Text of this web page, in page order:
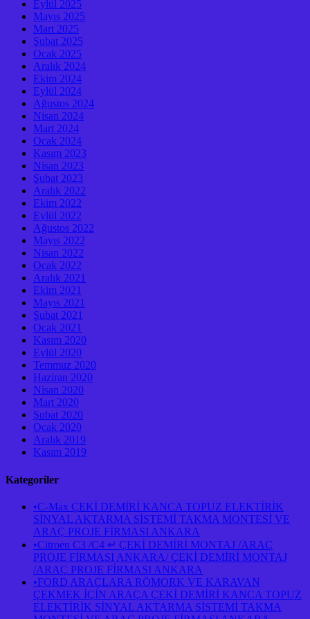
Eylül 2025
Mayıs 2025
Mart 2025
Şubat 2025
Ocak 2025
Aralık 2024
Ekim 2024
Eylül 2024
Ağustos 2024
Nisan 2024
Mart 2024
Ocak 2024
Kasım 2023
Nisan 2023
Şubat 2023
Aralık 2022
Ekim 2022
Eylül 2022
Ağustos 2022
Mayıs 2022
Nisan 2022
Ocak 2022
Aralık 2021
Ekim 2021
Mayıs 2021
Şubat 2021
Ocak 2021
Kasım 2020
Eylül 2020
Temmuz 2020
Haziran 2020
Nisan 2020
Mart 2020
Şubat 2020
Ocak 2020
Aralık 2019
Kasım 2019
Kategoriler
•C-Max ÇEKİ DEMİRİ KANCA TOPUZ ELEKTİRİK
SİNYAL AKTARMA SİSTEMİ TAKMA MONTESİ VE
ARAÇ PROJE FİRMASI ANKARA
•Citroen C3 /C4 ↵ ÇEKİ DEMİRİ MONTAJ /ARAÇ
PROJE FİRMASI ANKARA/ ÇEKİ DEMİRİ MONTAJ
/ARAÇ PROJE FİRMASI ANKARA
•FORD ARAÇLARA RÖMORK VE KARAVAN
ÇEKMEK İÇİN ARAÇA ÇEKİ DEMİRİ KANCA TOPUZ
ELEKTİRİK SİNYAL AKTARMA SİSTEMİ TAKMA